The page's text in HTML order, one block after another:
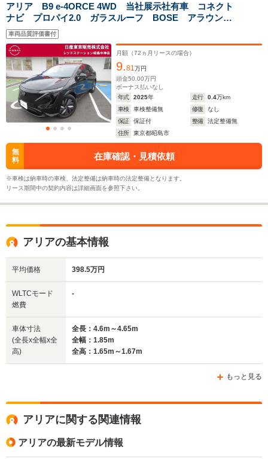
駆動方式 FF、4WD FF、4WD
アリア B9 e-4ORCE 4WD 当社展示社有車 コネクト
ナビ プロパイ2.0 ガラスルーフ BOSE アラウンド
ビューモニター
車両品質評価書付
月額（72 ヵ月リースの場合）
9.81万円
頭金50.00万円
ボーナス払いなし
年式
2025年 走行 0.4万km
車検
車検整備無 修復
なし
保証
保証付 整備
法定整備無
住所
東京都昭島市
無
料
在庫確認・見積依頼
※車検は納車時の車検、法定整備は納車時の法定整備となります。
リース期間中の契約内容は詳細画面を参照下さい。
アリアの基本情報
平均価格 398.5万円
WLTCモード
燃費
-
車体寸法
(全長x全幅x全
高)
全長：4.6m～4.65m
全幅：1.85m
全高：1.65m～1.67m
もっと見る
アリアに関する関連情報
アリアの最新モデル情報